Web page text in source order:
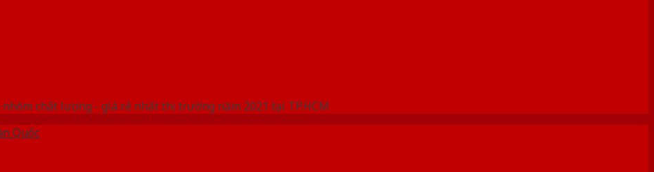
nhôm chất lượng - giá rẻ nhất thị trường năm 2021 tại TP.HCM
Quốc